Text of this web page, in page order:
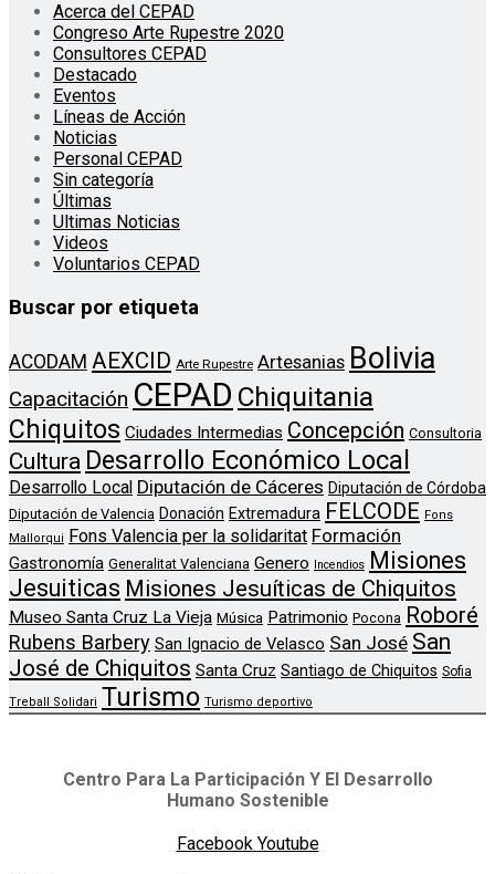
Acerca del CEPAD
Congreso Arte Rupestre 2020
Consultores CEPAD
Destacado
Eventos
Líneas de Acción
Noticias
Personal CEPAD
Sin categoría
Últimas
Ultimas Noticias
Videos
Voluntarios CEPAD
Buscar por etiqueta
ACODAM AEXCID Arte Rupestre Artesanias Bolivia
Capacitación CEPAD Chiquitania
Chiquitos Ciudades Intermedias Concepción Consultoria
Cultura Desarrollo Económico Local
Desarrollo Local Diputación de Cáceres Diputación de Córdoba
Diputación de Valencia Donación Extremadura FELCODE Fons
Mallorqui Fons Valencia per la solidaritat Formación
Gastronomía Generalitat Valenciana Genero Incendios Misiones
Jesuiticas Misiones Jesuíticas de Chiquitos
Museo Santa Cruz La Vieja Música Patrimonio Pocona Roboré
Rubens Barbery San Ignacio de Velasco San José San
José de Chiquitos Santa Cruz Santiago de Chiquitos Sofia
Treball Solidari Turismo Turismo deportivo
Centro Para La Participación Y El Desarrollo
Humano Sostenible
Facebook Youtube